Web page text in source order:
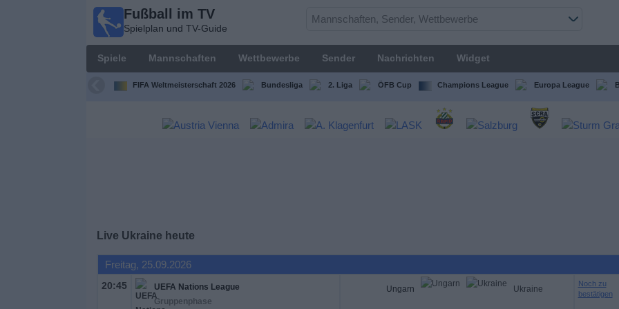
Fußball im TV
Spielplan und TV-Guide
Spiele Mannschaften Wettbewerbe Sender Nachrichten Widget
FIFA Weltmeisterschaft 2026 Bundesliga 2. Liga ÖFB Cup Champions League Europa League
Live Ukraine heute
Freitag, 25.09.2026
20:45
UEFA Nations League
Gruppenphase
Ungarn Ukraine
Noch zu
bestätigen